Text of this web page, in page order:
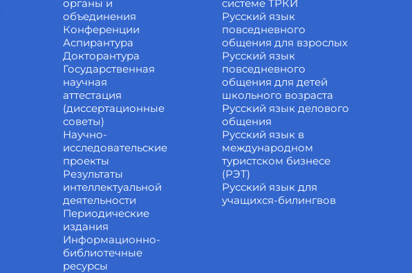
органы и
объединения
Конференции
Аспирантура
Докторантура
Государственная
научная
аттестация
(диссертационные
советы)
Научно-
исследовательские
проекты
Результаты
интеллектуальной
деятельности
Периодические
издания
Информационно-
библиотечные
ресурсы
системе ТРКИ
Русский язык
повседневного
общения для взрослых
Русский язык
повседневного
общения для детей
школьного возраста
Русский язык делового
общения
Русский язык в
международном
туристском бизнесе
(РЭТ)
Русский язык для
учащихся-билингвов